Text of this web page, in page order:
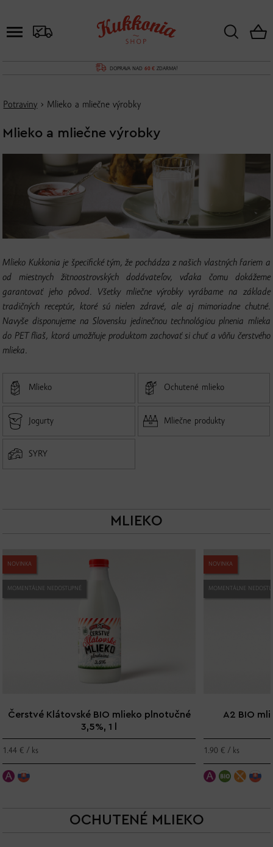
DOPRAVA NAD 60 €ZDARMA!
Potraviny › Mlieko a mliečne výrobky
Mlieko a mliečne výrobky
Mlieko Kukkonia je špecifické tým, že pochádza z našich vlastných fariem a
od miestnych žitnoostrovských dodávateľov, vďaka čomu dokážeme
garantovať jeho pôvod. Všetky mliečne výrobky vyrábame na základe
tradičných receptúr, ktoré sú nielen zdravé, ale aj mimoriadne chutné.
Navyše disponujeme na Slovensku jedinečnou technológiou plnenia mlieka
do PET fliaš, ktorá umožňuje produktom zachovať si chuť a vôňu čerstvého
mlieka.
Mlieko Ochutené mlieko
Jogurty Mliečne produkty
SYRY
MLIEKO
NOVINKA
MOMENTÁLNE NEDOSTUPNÉ
Čerstvé Klátovské BIO mlieko plnotučné
3,5%, 1 l
1.44 € / ks
NOVINKA
MOMENTÁLNE
A2 BIO
1.90 € / ks
OCHUTENÉ MLIEKO